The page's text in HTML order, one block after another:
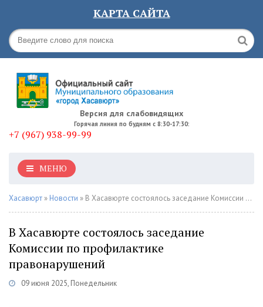
КАРТА САЙТА
Версия для слабовидящих
Горячая линия по будням с 8:30-17:30:
+7 (967) 938-99-99
МЕНЮ
Хасавюрт » Новости » В Хасавюрте состоялось заседание Комиссии по профилактике правонарушений
В Хасавюрте состоялось заседание
Комиссии по профилактике
правонарушений
09 июня 2025, Понедельник